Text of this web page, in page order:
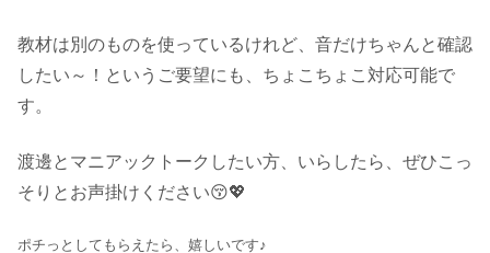
教材は別のものを使っているけれど、音だけちゃんと確認
したい～！というご要望にも、ちょこちょこ対応可能で
す。
渡邊とマニアックトークしたい方、いらしたら、ぜひこっ
そりとお声掛けください😚💖
ポチっとしてもらえたら、嬉しいです♪